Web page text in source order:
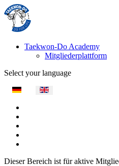
Taekwon-Do Academy
Mitgliederplattform
Select your language
Dieser Bereich ist für aktive